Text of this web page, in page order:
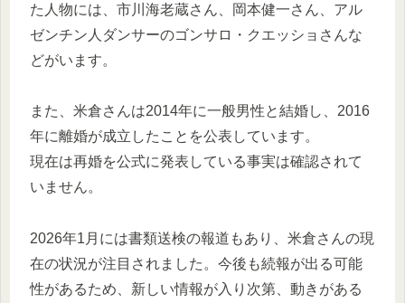
た人物には、市川海老蔵さん、岡本健一さん、アル
ゼンチン人ダンサーのゴンサロ・クエッショさんな
どがいます。
また、米倉さんは2014年に一般男性と結婚し、2016
年に離婚が成立したことを公表しています。
現在は再婚を公式に発表している事実は確認されて
いません。
2026年1月には書類送検の報道もあり、米倉さんの現
在の状況が注目されました。今後も続報が出る可能
性があるため、新しい情報が入り次第、動きがある